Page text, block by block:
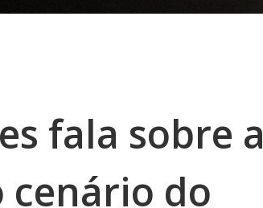
fala sobre a
cenário do